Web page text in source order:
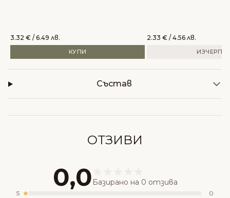
3.32 € / 6.49 лв.
КУПИ
2.33€ / 4.56 лв.
Състав
ОТЗИВИ
0,0 Базирано на 0 отзива
5
0